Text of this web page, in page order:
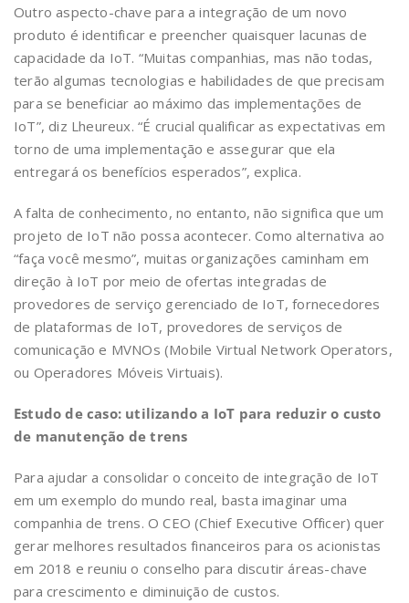
Outro aspecto-chave para a integração de um novo
produto é identificar e preencher quaisquer lacunas de
capacidade da IoT. “Muitas companhias, mas não todas,
terão algumas tecnologias e habilidades de que precisam
para se beneficiar ao máximo das implementações de
IoT”, diz Lheureux. “É crucial qualificar as expectativas em
torno de uma implementação e assegurar que ela
entregará os benefícios esperados”, explica.
A falta de conhecimento, no entanto, não significa que um
projeto de IoT não possa acontecer. Como alternativa ao
“faça você mesmo”, muitas organizações caminham em
direção à IoT por meio de ofertas integradas de
provedores de serviço gerenciado de IoT, fornecedores
de plataformas de IoT, provedores de serviços de
comunicação e MVNOs (Mobile Virtual Network Operators,
ou Operadores Móveis Virtuais).
Estudo de caso: utilizando a IoT para reduzir o custo
de manutenção de trens
Para ajudar a consolidar o conceito de integração de IoT
em um exemplo do mundo real, basta imaginar uma
companhia de trens. O CEO (Chief Executive Officer) quer
gerar melhores resultados financeiros para os acionistas
em 2018 e reuniu o conselho para discutir áreas-chave
para crescimento e diminuição de custos.